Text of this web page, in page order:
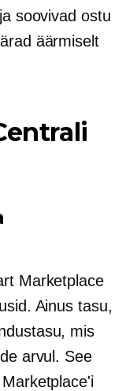
soovivad ostu
äärmiselt
Marketplace
Ainus tasu,
mis
arvul. See